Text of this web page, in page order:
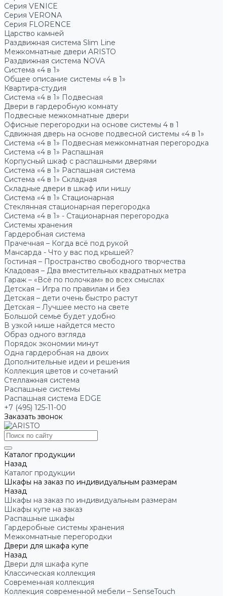
Серия VENICE
Серия VERONA
Серия FLORENCE
Царство камней
Раздвижная система Slim Line
Межкомнатные двери ARISTO
Раздвижная система NOVA
Система «4 в 1»
Общее описание системы «4 в 1»
Квартира-студия
Система «4 в 1» Подвесная
Двери в гардеробную комнату
Подвесные межкомнатные двери
Офисные перегородки на основе системы 4 в 1
Сдвижная дверь на основе подвесной системы «4 в 1»
Система «4 в 1» Подвесная межкомнатная перегородка
Система «4 в 1» Распашная
Корпусный шкаф с распашными дверями
Система «4 в 1» Распашная система
Система «4 в 1» Складная
Складные двери в шкаф или нишу
Система «4 в 1» Стационарная
Стеклянная стационарная перегородка
Система «4 в 1» - Стационарная перегородка
Системы хранения
Гардеробная система
Прачечная – Когда всё под рукой
Мансарда - Что у вас под крышей?
Гостиная – Пространство свободного творчества
Кладовая – Два вместительных квадратных метра
Гараж – «Всё по полочкам» во всех смыслах
Детская – Игра по правилам и без
Детская – дети очень быстро растут
Детская – Лучшее место на свете
Большой семье будет удобно
В узкой нише найдется место
Образ одного взгляда
Порядок экономии минут
Одна гардеробная на двоих
Дополнительные идеи и решения
Коллекция цветов и сочетаний
Стеллажная система
Распашные системы
Распашная система EDGE
+7 (495) 125-11-00
Заказать звонок
Каталог продукции
Назад
Каталог продукции
Шкафы на заказ по индивидуальным размерам
Назад
Шкафы на заказ по индивидуальным размерам
Шкафы купе на заказ
Распашные шкафы
Гардеробные системы хранения
Межкомнатные перегородки
Двери для шкафа купе
Назад
Двери для шкафа купе
Классическая коллекция
Современная коллекция
Коллекция современной мебели – SenseTouch